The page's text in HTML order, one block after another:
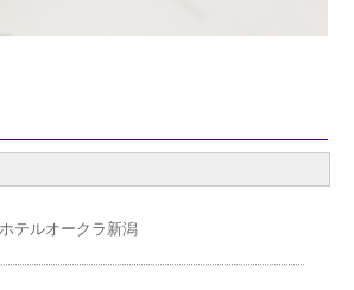
テルオークラ新潟